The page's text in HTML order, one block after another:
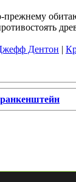
Дентон |